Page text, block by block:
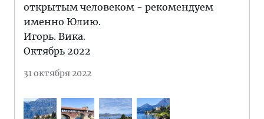
открытым человеком - рекомендуем
именно Юлию.
Игорь. Вика.
Октябрь 2022
31 октября 2022